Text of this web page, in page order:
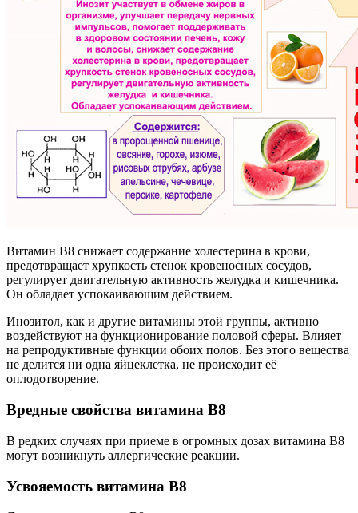
Витамин B8 снижает содержание холестерина в крови,
предотвращает хрупкость стенок кровеносных сосудов,
регулирует двигательную активность желудка и кишечника.
Он обладает успокаивающим действием.
Инозитол, как и другие витамины этой группы, активно
воздействуют на функционирование половой сферы. Влияет
на репродуктивные функции обоих полов. Без этого вещества
не делится ни одна яйцеклетка, не происходит её
оплодотворение.
Вредные свойства витамина В8
В редких случаях при приеме в огромных дозах витамина В8
могут возникнуть аллергические реакции.
Усвояемость витамина В8